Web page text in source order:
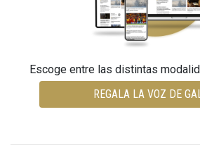
Escoge entre las distintas
REGALA LA VOZ DE